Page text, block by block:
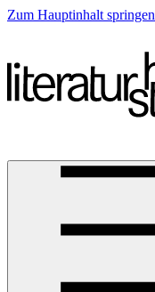
Zum Hauptinhalt springen